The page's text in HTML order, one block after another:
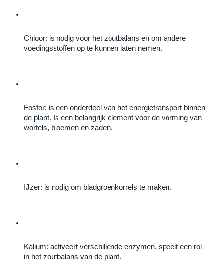
Chloor: is nodig voor het zoutbalans en om andere
voedingsstoffen op te kunnen laten nemen.
Fosfor: is een onderdeel van het energietransport binnen
de plant. Is een belangrijk element voor de vorming van
wortels, bloemen en zaden.
IJzer: is nodig om bladgroenkorrels te maken.
Kalium: activeert verschillende enzymen, speelt een rol
in het zoutbalans van de plant.